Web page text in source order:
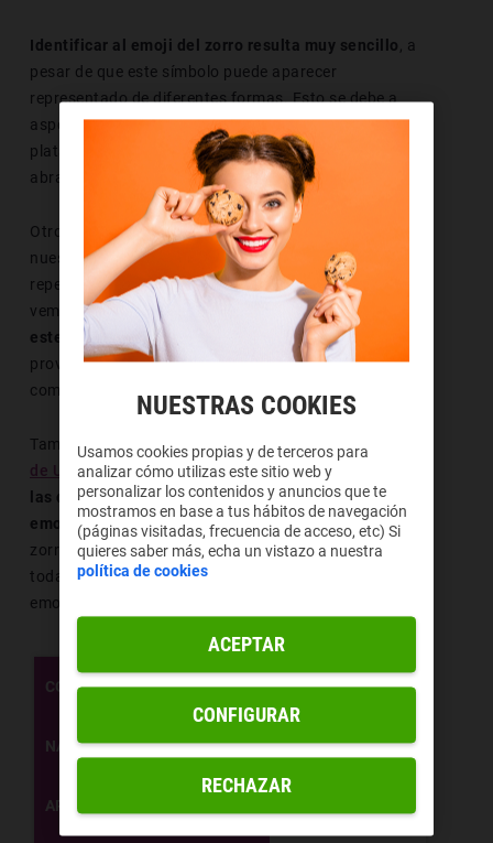
Identificar al emoji del zorro resulta muy sencillo , a
pesar de que este símbolo puede aparecer
representado de diferentes formas. Esto se debe a
aspectos como el S.O. que tengamos o las
plataformas y las aplicaciones con las que los
abramos.
Otro aspecto que tenemos que tener en cuenta es que
nuestro navegador y nuestro sistema operativo
repercuten directamente en la forma en la que lo
vemos. Tampoco pasa desapercibido el hecho de que
este símbolo está codificado en Unicodey eso
provoca que pueda ser identificado por las
computadoras.
También es interesante el hecho de que la
de Unicodeaportainformación clara y directa sobre
las diferentes formas en las que podemos ver a los
emojis. Entre ellos se encuentra el emoticono del
zorro. Seguidamente, se muestra una tabla que aporta
todas las maneras en las que visualizamos a este
emoticono.
CÓDIGO
NAVEGADOR
APPLE
U+1F98A
🦊
NUESTRAS COOKIES
Usamos cookies propias y de terceros para
analizar cómo utilizas este sitio web y
personalizar los contenidos y anuncios que te
mostramos en base a tus hábitos de navegación
(páginas visitadas, frecuencia de acceso, etc) Si
quieres saber más, echa un vistazo a nuestra
política de cookies
RECHAZAR
ACEPTAR
CONFIGURAR